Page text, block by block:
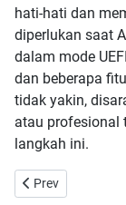
hati-hati dan
diperlukan saat
dalam mode
dan beberapa
tidak yakin,
atau profesional
langkah ini.
Previous article:
Prev